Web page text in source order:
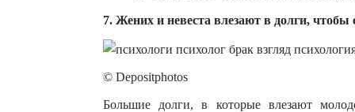
7. Жених и невеста влезают в долги, чтобы
© Depositphotos
Большие долги, в которые влезают